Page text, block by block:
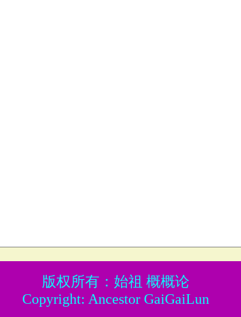
版权所有：始祖 概概论
Copyright: Ancestor GaiGaiLun